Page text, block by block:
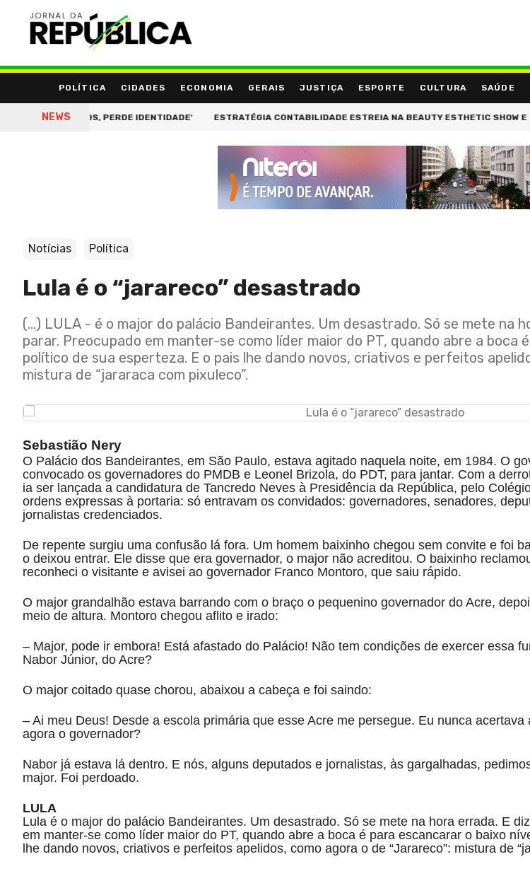
POLÍTICA CIDADES ECONOMIA GERAIS JUSTIÇA ESPORTE CULTURA SAÚDE
NEWS
PERDE FIOS, PERDE IDENTIDADE' ESTRATÉGIA CONTABILIDADE ESTREIA NA BEAUTY ESTHETIC SHOW E
Notícias Política
Lula é o “jarareco” desastrado
(...) LULA - é o major do palácio Bandeirantes. Um desastrado. Só se mete na
parar. Preocupado em manter-se como líder maior do PT, quando abre a boca
político de sua esperteza. E o pais lhe dando novos, criativos e perfeitos
mistura de “jararaca com pixuleco”.
Sebastião Nery
O Palácio dos Bandeirantes, em São Paulo, estava agitado naquela noite, em 1984. O
convocado os governadores do PMDB e Leonel Brizola, do PDT, para jantar. Com a
ia ser lançada a candidatura de Tancredo Neves à Presidência da República, pelo
ordens expressas à portaria: só entravam os convidados: governadores, senadores,
jornalistas credenciados.
De repente surgiu uma confusão lá fora. Um homem baixinho chegou sem convite e foi
o deixou entrar. Ele disse que era governador, o major não acreditou. O baixinho
reconheci o visitante e avisei ao governador Franco Montoro, que saiu rápido.
O major grandalhão estava barrando com o braço o pequenino governador do Acre,
meio de altura. Montoro chegou aflito e irado:
– Major, pode ir embora! Está afastado do Palácio! Não tem condições de exercer essa
Nabor Júnior, do Acre?
O major coitado quase chorou, abaixou a cabeça e foi saindo:
– Ai meu Deus! Desde a escola primária que esse Acre me persegue. Eu nunca
agora o governador?
Nabor já estava lá dentro. E nós, alguns deputados e jornalistas, às gargalhadas,
major. Foi perdoado.
LULA
Lula é o major do palácio Bandeirantes. Um desastrado. Só se mete na hora errada. E
em manter-se como líder maior do PT, quando abre a boca é para escancarar o baixo
lhe dando novos, criativos e perfeitos apelidos, como agora o de “Jarareco”: mistura de